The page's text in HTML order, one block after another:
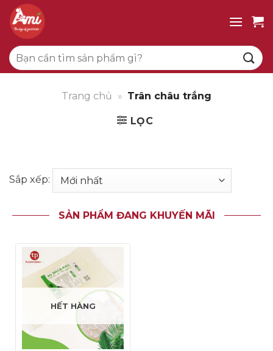
qua
dung
Tìm
kiếm:
Trang chủ » Trân châu trắng
LỌC
Sắp xếp:
SẢN PHẨM ĐANG KHUYẾN MÃI
HẾT HÀNG